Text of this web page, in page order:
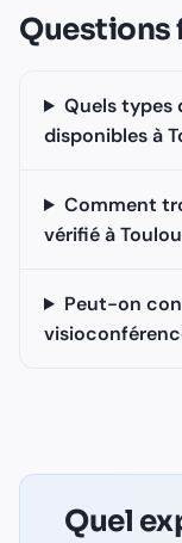
Questions
Quels types
disponibles à
Comment
vérifié à
Peut-on
Quel